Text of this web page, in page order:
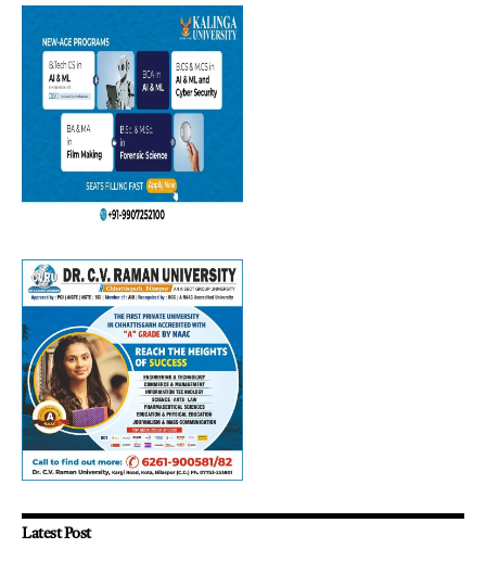
Latest Post